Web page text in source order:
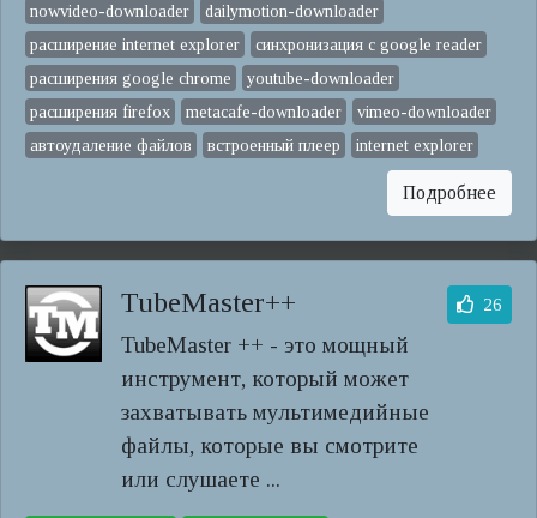
nowvideo-downloader
dailymotion-downloader
расширение internet explorer
синхронизация с google reader
расширения google chrome
youtube-downloader
расширения firefox
metacafe-downloader
vimeo-downloader
автоудаление файлов
встроенный плеер internet explorer
Подробнее
TubeMaster++
TubeMaster ++ - это мощный
инструмент, который может
захватывать мультимедийные
файлы, которые вы смотрите
или слушаете ...
26